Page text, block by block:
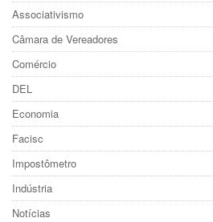
Associativismo
Câmara de Vereadores
Comércio
DEL
Economia
Facisc
Impostômetro
Indústria
Notícias